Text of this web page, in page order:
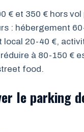
€ et 350 € hors vol
: hébergement
local 20-40 €,
à 80-150 €
food.
le parking